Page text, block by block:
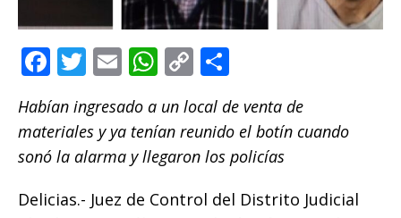
F
a
c
e
b
o
T
it
te
r
E
m
ai
l
W
at
s
A
p
C
p
y
Li
n
o
m
p
ar
ti
Habían ingresado a un local de venta de
materiales y ya tenían reunido el botín cuando
sonó la alarma y llegaron los policías
Delicias.- Juez de Control del Distrito Judicial